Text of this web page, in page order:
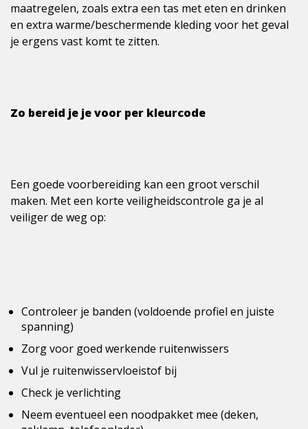
maatregelen, zoals extra een tas met eten en drinken
en extra warme/beschermende kleding voor het geval
je ergens vast komt te zitten.
Zo bereid je je voor per kleurcode
Een goede voorbereiding kan een groot verschil
maken. Met een korte veiligheidscontrole ga je al
veiliger de weg op:
Controleer je banden (voldoende profiel en juiste
spanning)
Zorg voor goed werkende ruitenwissers
Vul je ruitenwisservloeistof bij
Check je verlichting
Neem eventueel een noodpakket mee (deken,